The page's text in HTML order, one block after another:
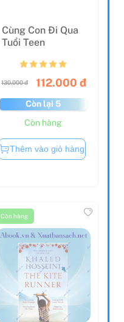
Cùng Con Đi Qua
Tuổi Teen
130.000 đ 112.000 đ
Còn lại 5
Còn hàng
Thêm vào giỏ hàng
Còn hàng